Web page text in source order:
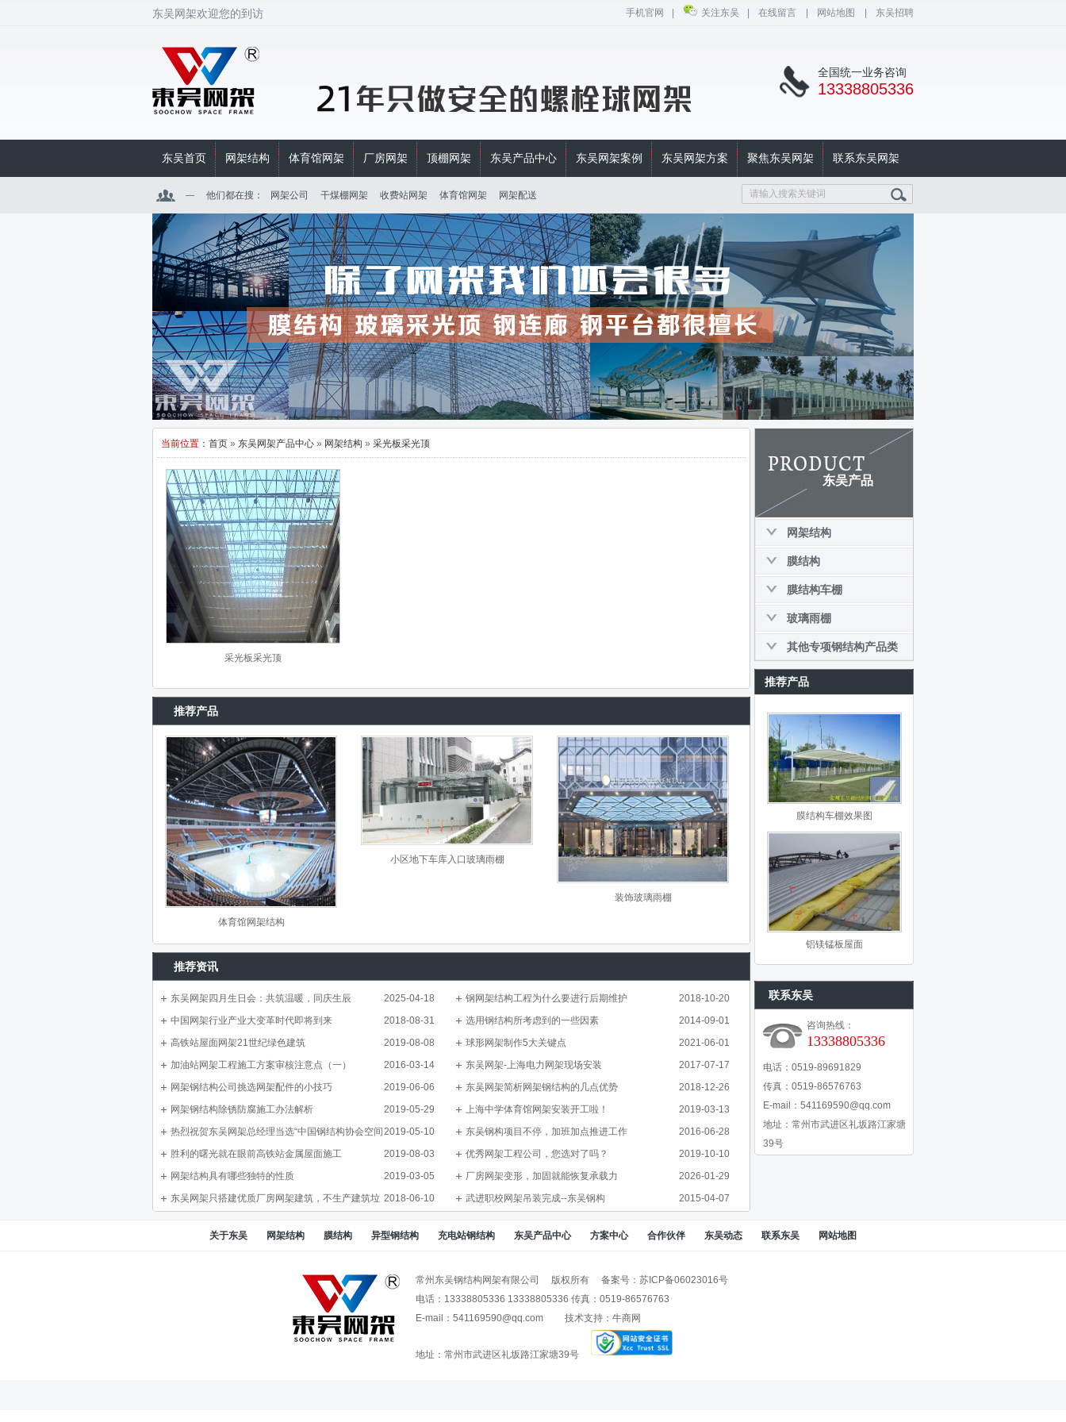
手机官网 关注东吴 在线留言 网站地图 东吴招聘
东吴网架欢迎您的到访
全国统一业务咨询
13338805336
东吴首页 网架结构 体育馆网架 厂房网架 顶棚网架 东吴产品中心 东吴网架案例 东吴网架方案 聚焦东吴网架 联系东吴网架
他们都在搜： 网架公司 干煤棚网架 收费站网架 体育馆网架 网架配送
当前位置： 首页 » 东吴网架产品中心 » 网架结构 » 采光板采光顶
采光板采光顶
推荐产品
体育馆网架结构
小区地下车库入口玻璃雨棚
装饰玻璃雨棚
推荐资讯
2025-04-18
东吴网架四月生日会：共筑温暖，同庆生辰 2018-10-20
钢网架结构工程为什么要进行后期维护
2018-08-31
中国网架行业产业大变革时代即将到来 2014-09-01
选用钢结构所考虑到的一些因素
2019-08-08
高铁站屋面网架21世纪绿色建筑 2021-06-01
球形网架制作5大关键点
2016-03-14
加油站网架工程施工方案审核注意点（一） 2017-07-17
东吴网架-上海电力网架现场安装
2019-06-06
网架钢结构公司挑选网架配件的小技巧 2018-12-26
东吴网架简析网架钢结构的几点优势
2019-05-29
网架钢结构除锈防腐施工办法解析 2019-03-13
上海中学体育馆网架安装开工啦！
2019-05-10
热烈祝贺东吴网架总经理当选“中国钢结构协会空间
结构分会”理事会理事
2016-06-28
东吴钢构项目不停，加班加点推进工作
2019-08-03
胜利的曙光就在眼前高铁站金属屋面施工 2019-10-10
优秀网架工程公司，您选对了吗？
2019-03-05
网架结构具有哪些独特的性质 2026-01-29
厂房网架变形，加固就能恢复承载力
2018-06-10
东吴网架只搭建优质厂房网架建筑，不生产建筑垃
2015-04-07
武进职校网架吊装完成--东吴钢构
东吴产品
网架结构
膜结构
膜结构车棚
玻璃雨棚
其他专项钢结构产品类
推荐产品
膜结构车棚效果图
铝镁锰板屋面
联系东吴
咨询热线：
13338805336
电话：0519-89691829
传真：0519-86576763
E-mail： 541169590@qq.com
地址：常州市武进区礼坂路江家塘
39号
关于东吴 网架结构 膜结构 异型钢结构 充电站钢结构 东吴产品中心 方案中心 合作伙伴 东吴动态 联系东吴 网站地图
常州东吴钢结构网架有限公司 版权所有 备案号：苏ICP备06023016号
电话：13338805336 13338805336 传真：0519-86576763
E-mail：541169590@qq.com 技术支持： 牛商网
地址：常州市武进区礼坂路江家塘39号